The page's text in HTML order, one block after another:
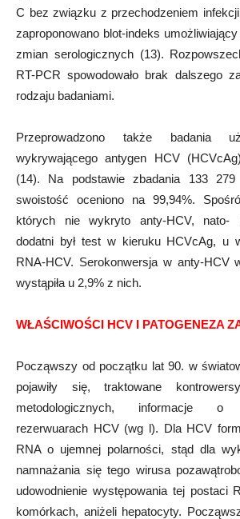
C bez związku z przechodzeniem
zaproponowano blot-indeks
zmian serologicznych (13).
RT-PCR spowodowało brak dalszego
rodzaju badaniami.
Przeprowadzono także badania
wykrywającego antygen HCV
(14). Na podstawie zbadania 133
swoistość oceniono na 99,94%.
których nie wykryto anty-HCV, nato-
dodatni był test w kieruku HCVcAg, u
RNA-HCV. Serokonwersja w anty-HCV
wystąpiła u 2,9% z nich.
WŁAŚCIWOŚCI HCV I PATOGENEZA
Począwszy od początku lat 90. w
pojawiły się, traktowane
metodologicznych, informacje o
rezerwuarach HCV (wg l). Dla HCV
RNA o ujemnej polarności, stąd dla
namnażania się tego wirusa
udowodnienie występowania tej postaci
komórkach, aniżeli hepatocyty.